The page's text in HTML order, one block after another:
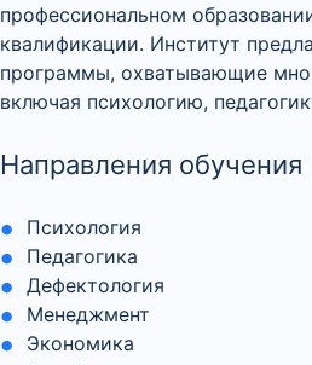
профессиональном
квалификации. Институт
программы, охватывающие
включая психологию,
Направления обучения
Психология
Педагогика
Дефектология
Менеджмент
Экономика